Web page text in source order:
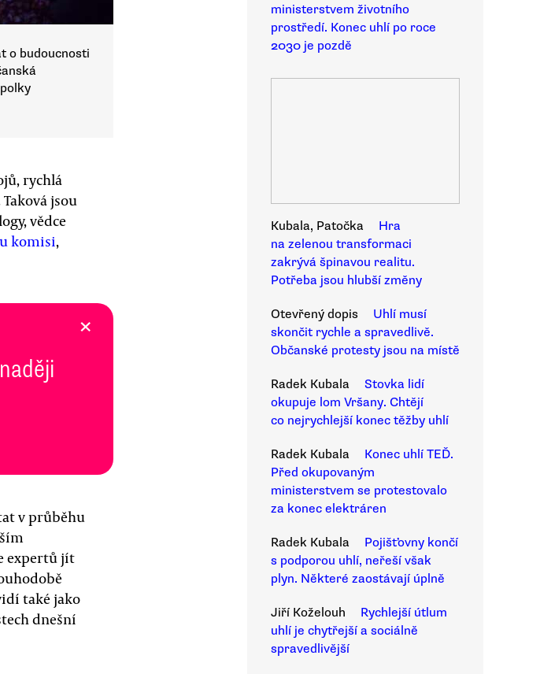
o budoucnosti
rychlá
jsou
vědce
komisi,
×
v průběhu
expertů jít
také jako
dnešní
ministerstvem životního
prostředí. Konec uhlí po roce
2030 je pozdě
Kubala, Patočka
Hra
na zelenou transformaci
zakrývá špinavou realitu.
Potřeba jsou hlubší změny
Otevřený dopis
Uhlí musí
skončit rychle a spravedlivě.
Občanské protesty jsou na místě
Radek Kubala
Stovka lidí
okupuje lom Vršany. Chtějí
co nejrychlejší konec těžby uhlí
Radek Kubala
Konec uhlí TEĎ.
Před okupovaným
ministerstvem se protestovalo
za konec elektráren
Radek Kubala
Pojišťovny končí
s podporou uhlí, neřeší však
plyn. Některé zaostávají úplně
Jiří Koželouh
Rychlejší útlum
uhlí je chytřejší a sociálně
spravedlivější